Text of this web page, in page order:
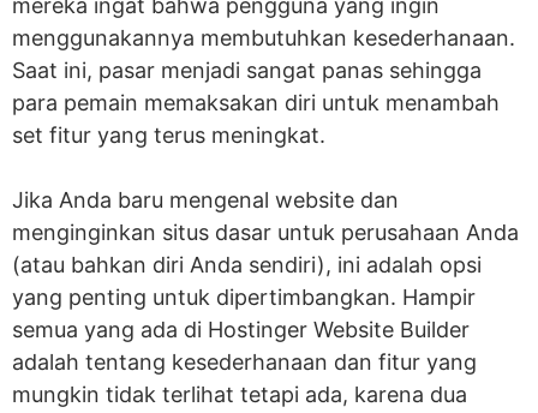
mereka ingat bahwa pengguna yang ingin
menggunakannya membutuhkan kesederhanaan.
Saat ini, pasar menjadi sangat panas sehingga
para pemain memaksakan diri untuk menambah
set fitur yang terus meningkat.
Jika Anda baru mengenal website dan
menginginkan situs dasar untuk perusahaan Anda
(atau bahkan diri Anda sendiri), ini adalah opsi
yang penting untuk dipertimbangkan. Hampir
semua yang ada di Hostinger Website Builder
adalah tentang kesederhanaan dan fitur yang
mungkin tidak terlihat tetapi ada, karena dua